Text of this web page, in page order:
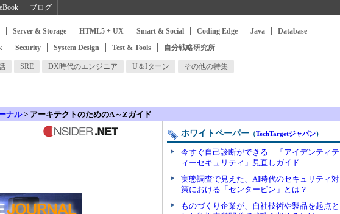
eBook ブログ
Server & Storage HTML5 + UX Smart & Social Coding Edge Java
Database
Security System Design Test & Tools 自分戦略研究所
SRE DX時代のエンジニア U＆Iターン その他の特集
ナル> アーキテクトのためのA～Zガイド
ホワイトペーパー （TechTargetジャパン）
今すぐ自己診断ができる 「アイデンティテ
ィーセキュリティ」見直しガイド
実態調査で見えた、AI時代のセキュリティ対
策における「センターピン」とは？
ものづくり企業が、自社技術や製品を起点と